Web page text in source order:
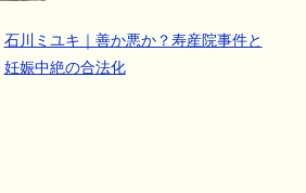
石川ミユキ｜善か悪か？寿産院事件と
妊娠中絶の合法化